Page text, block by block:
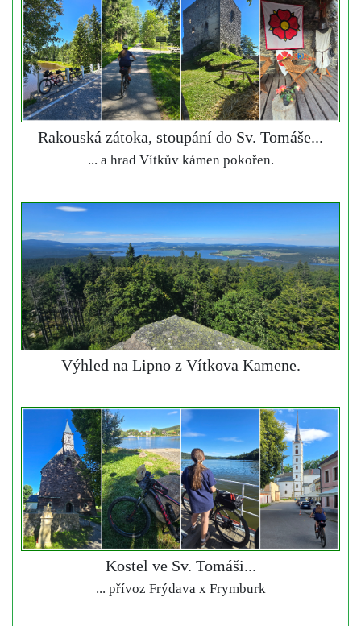
Rakouská zátoka, stoupání do Sv. Tomáše...
... a hrad Vítkův kámen pokořen.
Výhled na Lipno z Vítkova Kamene.
Kostel ve Sv. Tomáši...
... přívoz Frýdava x Frymburk